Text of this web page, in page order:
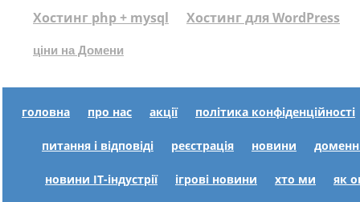
Хостинг php + mysql Хостинг для WordPress
ціни на Домени
головна про нас акції політика конфіденційності
питання і відповіді реєстрація новини
новини IT-індустрії ігрові новини хто ми як